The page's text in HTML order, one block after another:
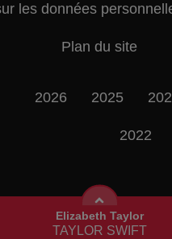
Elizabeth Taylor
TAYLOR SWIFT
les données
Plan du site
2026 2025
2022